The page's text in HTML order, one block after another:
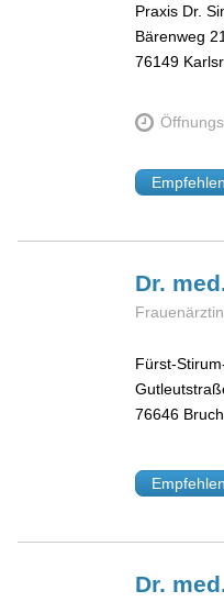
Praxis Dr.
Bärenweg 21
76149
Empfehlen
Dr.
Frauenärztin
Fürst-
76646
Empfehlen
Dr.